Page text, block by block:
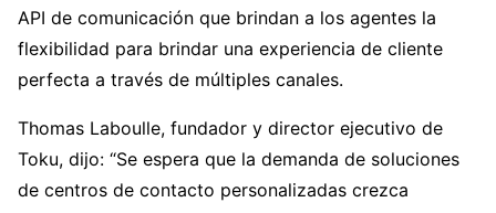
API de comunicación que brindan a los agentes la
flexibilidad para brindar una experiencia de cliente
perfecta a través de múltiples canales.
Thomas Laboulle, fundador y director ejecutivo de
Toku, dijo: “Se espera que la demanda de soluciones
de centros de contacto personalizadas crezca